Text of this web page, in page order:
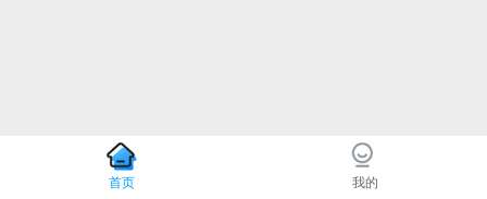
首页 我的